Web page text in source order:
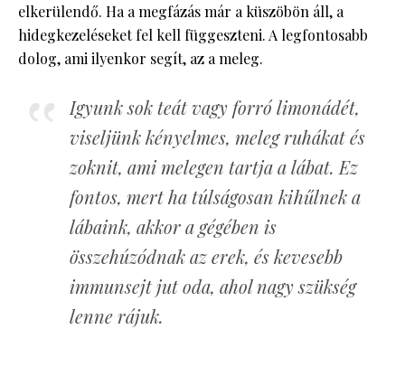
elkerülendő. Ha a megfázás már a küszöbön áll, a
hidegkezeléseket fel kell függeszteni. A legfontosabb
dolog, ami ilyenkor segít, az a meleg.
Igyunk sok teát vagy forró limonádét,
viseljünk kényelmes, meleg ruhákat és
zoknit, ami melegen tartja a lábat. Ez
fontos, mert ha túlságosan kihűlnek a
lábaink, akkor a gégében is
összehúzódnak az erek, és kevesebb
immunsejt jut oda, ahol nagy szükség
lenne rájuk.